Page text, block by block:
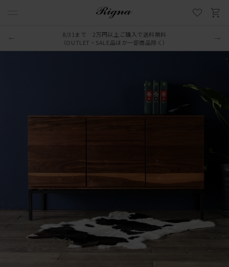
8/31まで 2万円以上ご購入で送料無料
（OUTLET・SALE品ほか一部商品除く）